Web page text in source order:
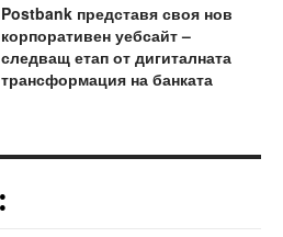
Postbank представя своя нов
корпоративен уебсайт –
следващ етап от дигиталната
трансформация на банката